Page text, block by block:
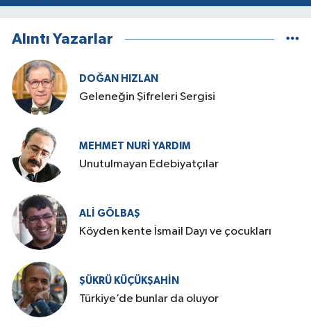
Alıntı Yazarlar
DOĞAN HIZLAN
Geleneğin Şifreleri Sergisi
MEHMET NURI YARDIM
​Unutulmayan Edebiyatçılar
ALI GÖLBAŞ
Köyden kente İsmail Dayı ve çocukları
ŞÜKRÜ KÜÇÜKŞAHIN
Türkiye’de bunlar da oluyor